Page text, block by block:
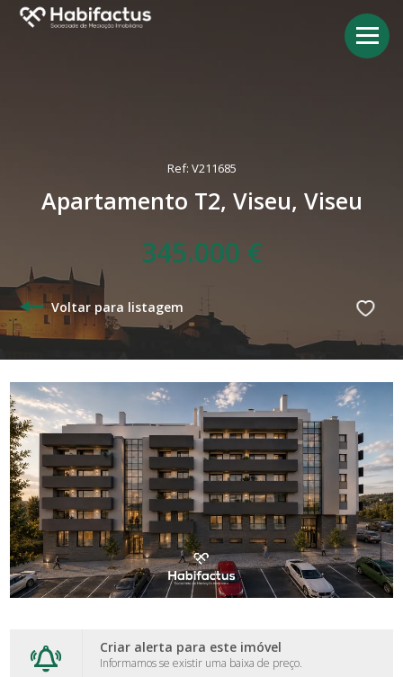
Ref: V211685
Apartamento T2, Viseu, Viseu
345.000 €
Voltar para listagem
Criar alerta para este imóvel
Informamos se existir uma baixa de preço.